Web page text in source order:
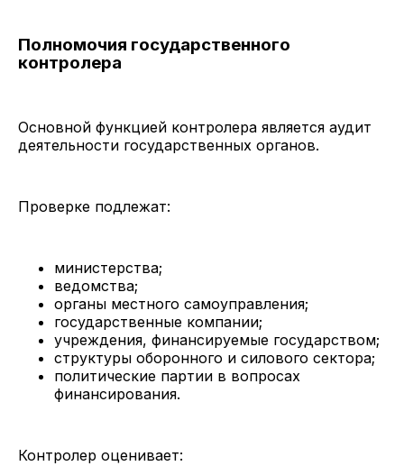
Полномочия государственного
контролера
Основной функцией контролера является аудит
деятельности государственных органов.
Проверке подлежат:
министерства;
ведомства;
органы местного самоуправления;
государственные компании;
учреждения, финансируемые государством;
структуры оборонного и силового сектора;
политические партии в вопросах
финансирования.
Контролер оценивает: